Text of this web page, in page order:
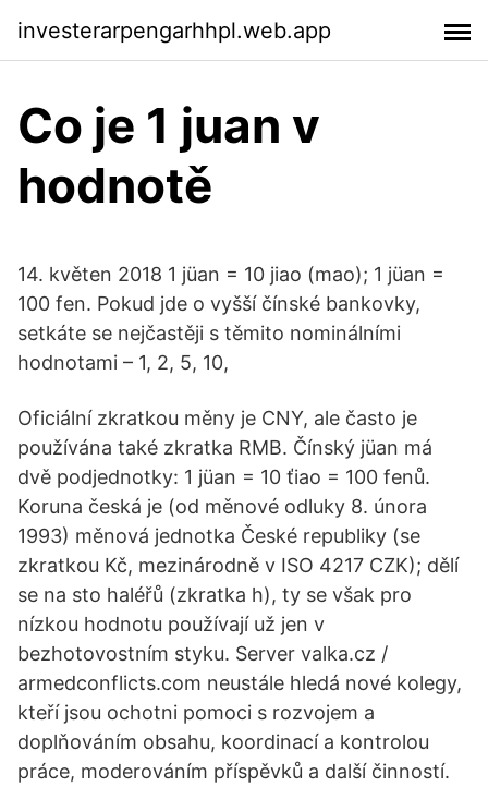
investerarpengarhhpl.web.app
Co je 1 juan v
hodnotě
14. květen 2018 1 jüan = 10 jiao (mao); 1 jüan =
100 fen. Pokud jde o vyšší čínské bankovky,
setkáte se nejčastěji s těmito nominálními
hodnotami – 1, 2, 5, 10,
Oficiální zkratkou měny je CNY, ale často je
používána také zkratka RMB. Čínský jüan má
dvě podjednotky: 1 jüan = 10 ťiao = 100 fenů.
Koruna česká je (od měnové odluky 8. února
1993) měnová jednotka České republiky (se
zkratkou Kč, mezinárodně v ISO 4217 CZK); dělí
se na sto haléřů (zkratka h), ty se však pro
nízkou hodnotu používají už jen v
bezhotovostním styku. Server valka.cz /
armedconflicts.com neustále hledá nové kolegy,
kteří jsou ochotni pomoci s rozvojem a
doplňováním obsahu, koordinací a kontrolou
práce, moderováním příspěvků a další činností.